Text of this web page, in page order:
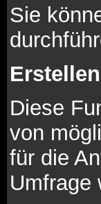
Sie
Diese
von
für die
Umfrage